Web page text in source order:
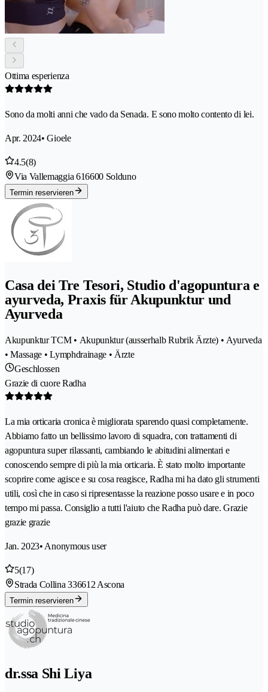
Ottima esperienza
Sono da molti anni che vado da Senada. E sono molto contento di lei.
Apr. 2024• Gioele
4.5(8)
Via Vallemaggia 616600 Solduno
Termin reservieren
Casa dei Tre Tesori, Studio d'agopuntura e
ayurveda, Praxis für Akupunktur und
Ayurveda
Akupunktur TCM • Akupunktur (ausserhalb Rubrik Ärzte) • Ayurveda
• Massage • Lymphdrainage • Ärzte
Geschlossen
Grazie di cuore Radha
La mia orticaria cronica è migliorata sparendo quasi completamente.
Abbiamo fatto un bellissimo lavoro di squadra, con trattamenti di
agopuntura super rilassanti, cambiando le abitudini alimentari e
conoscendo sempre di più la mia orticaria. È stato molto importante
scoprire come agisce e su cosa reagisce, Radha mi ha dato gli strumenti
utili, così che in caso si ripresentasse la reazione posso usare e in poco
tempo mi passa. Consiglio a tutti l'aiuto che Radha può dare. Grazie
grazie grazie
Jan. 2023• Anonymous user
5(17)
Strada Collina 336612 Ascona
Termin reservieren
dr.ssa Shi Liya